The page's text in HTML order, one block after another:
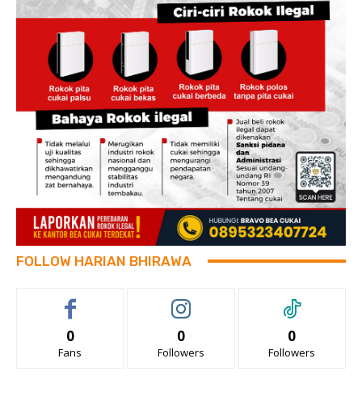
FOLLOW HARIAN BHIRAWA
0
Fans
0
Followers
0
Followers